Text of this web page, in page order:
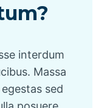
interdum
Massa
sed